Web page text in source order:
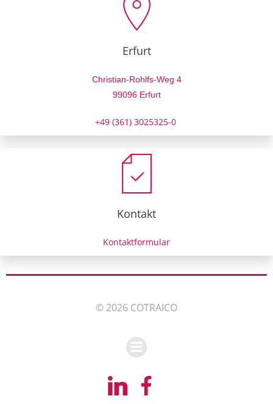
Erfurt
Christian-Rohlfs-Weg 4
99096 Erfurt
+49 (361) 3025325-0
Kontakt
Kontaktformular
© 2026 COTRAICO